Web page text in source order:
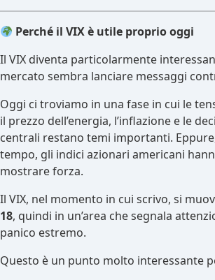
Perché il VIX è utile proprio oggi
Il VIX diventa particolarmente
mercato sembra lanciare messaggi
Oggi ci troviamo in una fase in cui le
il prezzo dell’energia, l’inflazione e le
centrali restano temi importanti.
tempo, gli indici azionari americani
mostrare forza.
Il VIX, nel momento in cui scrivo, si
18, quindi in un’area che segnala
panico estremo.
Questo è un punto molto interessante